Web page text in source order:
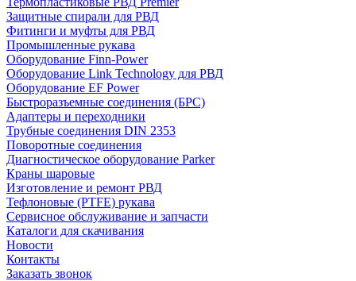
Защитные спирали для РВД
Фитинги и муфты для РВД
Промышленные рукава
Оборудование Finn-Power
Оборудование Link Technology для РВД
Оборудование EF Power
Быстроразъемные соединения (БРС)
Адаптеры и переходники
Трубные соединения DIN 2353
Поворотные соединения
Диагностическое оборудование Parker
Краны шаровые
Изготовление и ремонт РВД
Тефлоновые (PTFE) рукава
Сервисное обслуживание и запчасти
Каталоги для скачивания
Новости
Контакты
Заказать звонок